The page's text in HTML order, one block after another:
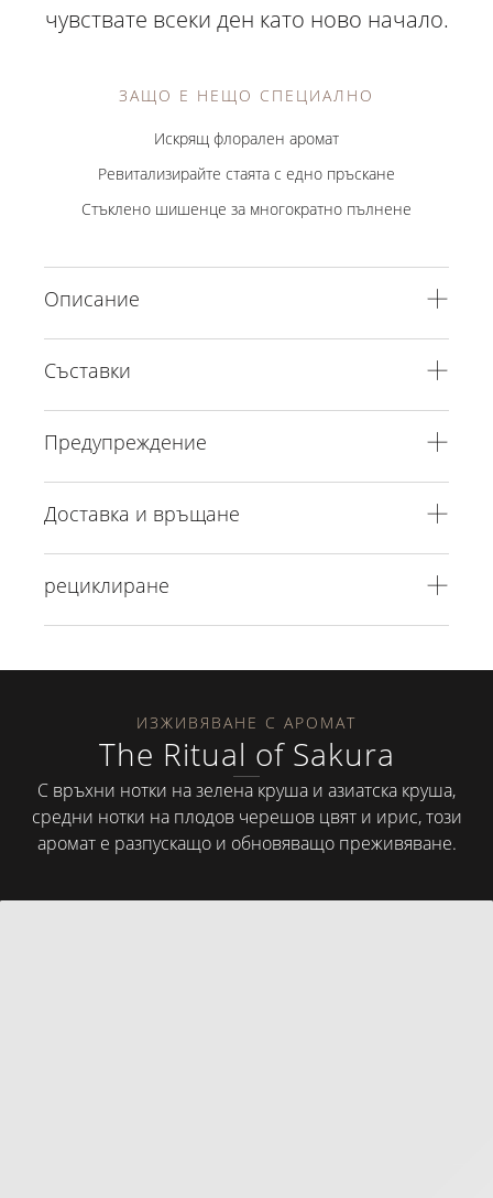
чувствате всеки ден като ново начало.
ЗАЩО Е НЕЩО СПЕЦИАЛНО
Искрящ флорален аромат
Ревитализирайте стаята с едно пръскане
Стъклено шишенце за многократно пълнене
Описание
Съставки
Предупреждение
Доставка и връщане
рециклиране
ИЗЖИВЯВАНЕ С АРОМАТ
The Ritual of Sakura
С връхни нотки на зелена круша и азиатска круша,
средни нотки на плодов черешов цвят и ирис, този
аромат е разпускащо и обновяващо преживяване.